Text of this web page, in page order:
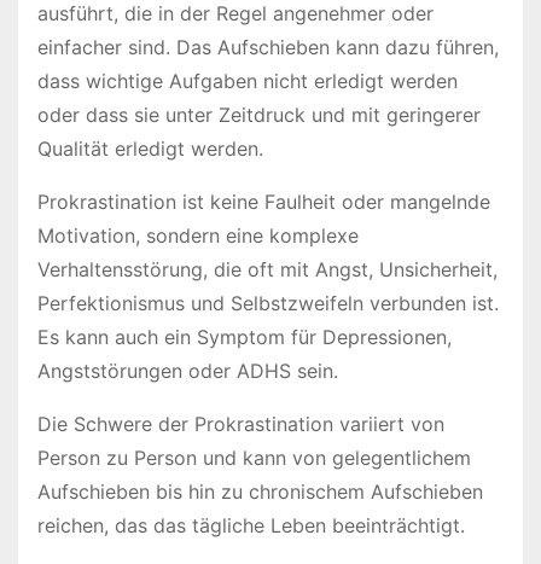
ausführt, die in der Regel angenehmer oder
einfacher sind. Das Aufschieben kann dazu führen,
dass wichtige Aufgaben nicht erledigt werden
oder dass sie unter Zeitdruck und mit geringerer
Qualität erledigt werden.
Prokrastination ist keine Faulheit oder mangelnde
Motivation, sondern eine komplexe
Verhaltensstörung, die oft mit Angst, Unsicherheit,
Perfektionismus und Selbstzweifeln verbunden ist.
Es kann auch ein Symptom für Depressionen,
Angststörungen oder ADHS sein.
Die Schwere der Prokrastination variiert von
Person zu Person und kann von gelegentlichem
Aufschieben bis hin zu chronischem Aufschieben
reichen, das das tägliche Leben beeinträchtigt.